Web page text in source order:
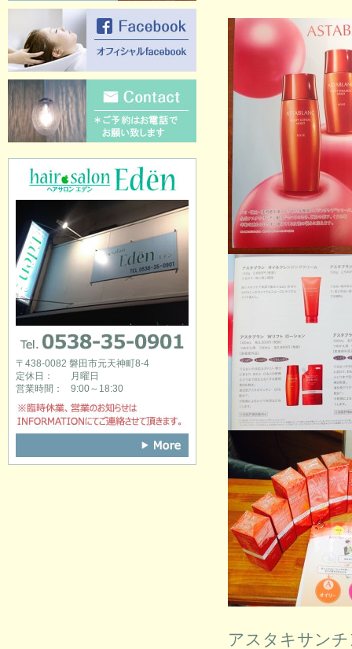
アスタキサン
Contact [ご質問のある方はこちらか
hair salon Eden [ヘアサロンエデン]
0538-35-0901
〒438-0082 磐田市元天神町8-4
定休日：
月曜日
営業時間：
9:00～18:30
※臨時休業、営業のお知らせは